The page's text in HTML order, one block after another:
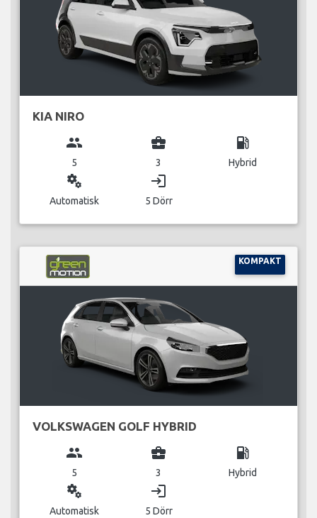
KIA NIRO
group
5
business_center
3
local_gas_station
Hybrid
miscellaneous_services
Automatisk
login
5 Dörr
KOMPAKT
VOLKSWAGEN GOLF HYBRID
group
5
business_center
3
local_gas_station
Hybrid
miscellaneous_services
Automatisk
login
5 Dörr